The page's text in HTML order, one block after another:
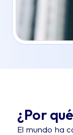
¿Por
El mundo ha